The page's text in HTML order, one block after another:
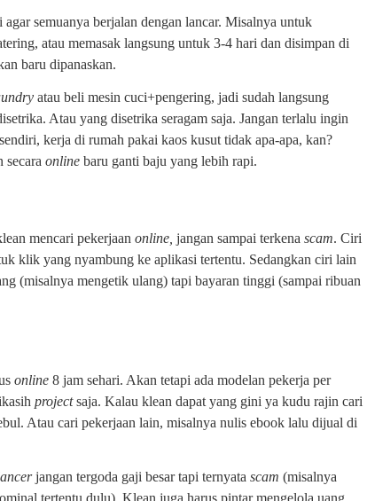
agar semuanya berjalan dengan lancar. Misalnya untuk
atau memasak langsung untuk 3-4 hari dan disimpan di
baru dipanaskan.
atau beli mesin cuci+pengering, jadi sudah langsung
Atau yang disetrika seragam saja. Jangan terlalu ingin
kerja di rumah pakai kaos kusut tidak apa-apa, kan?
secara online baru ganti baju yang lebih rapi.
mencari pekerjaan online, jangan sampai terkena scam. Ciri
klik yang nyambung ke aplikasi tertentu. Sedangkan ciri lain
(misalnya mengetik ulang) tapi bayaran tinggi (sampai ribuan
online 8 jam sehari. Akan tetapi ada modelan pekerja per
projectsaja. Kalau klean dapat yang gini ya kudu rajin cari
Atau cari pekerjaan lain, misalnya nulis ebook lalu dijual di
jangan tergoda gaji besar tapi ternyata scam (misalnya
tertentu dulu). Klean juga harus pintar mengelola uang